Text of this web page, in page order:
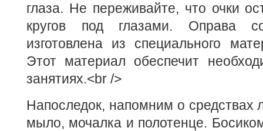
глаза. Не переживайте, что очки
кругов под глазами. Оправа
изготовлена из специального
Этот материал обеспечит
занятиях.<br />
Напоследок, напомним о средствах
мыло, мочалка и полотенце.